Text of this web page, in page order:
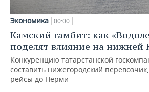
Экономика 00:00
Камский гамбит: как
поделят влияние на нижней
Конкуренцию татарстанской
составить нижегородский
рейсы до Перми